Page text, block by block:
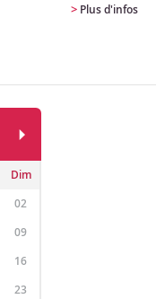
> Plus d'infos
Dim
02
09
16
23